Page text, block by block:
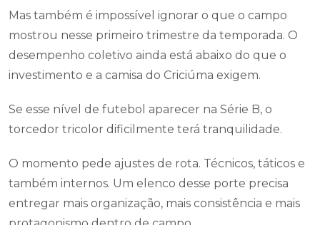
Mas também é impossível ignorar o que o campo
mostrou nesse primeiro trimestre da temporada. O
desempenho coletivo ainda está abaixo do que o
investimento e a camisa do Criciúma exigem.
Se esse nível de futebol aparecer na Série B, o
torcedor tricolor dificilmente terá tranquilidade.
O momento pede ajustes de rota. Técnicos, táticos e
também internos. Um elenco desse porte precisa
entregar mais organização, mais consistência e mais